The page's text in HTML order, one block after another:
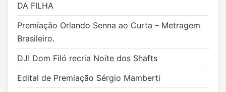
DA FILHA
Premiação Orlando Senna ao Curta – Metragem
Brasileiro.
DJ! Dom Filó recria Noite dos Shafts
Edital de Premiação Sérgio Mamberti